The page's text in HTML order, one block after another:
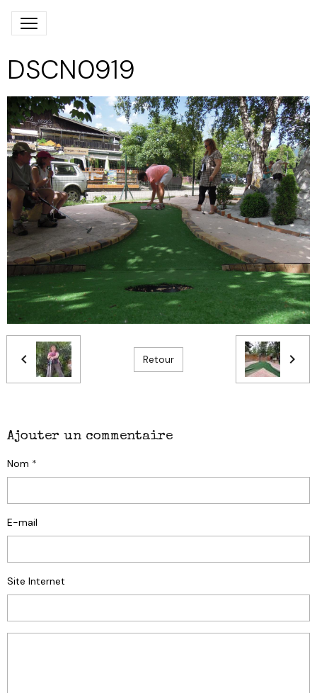
DSCN0919
Retour
Ajouter un commentaire
Nom
E-mail
Site Internet